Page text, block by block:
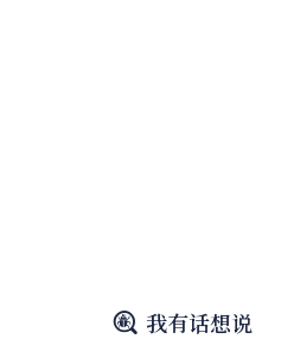
我有话想说